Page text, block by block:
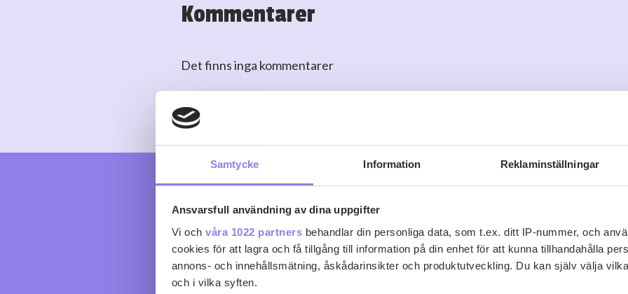
Samtycke Information Reklaminställningar
Ansvarsfull användning av dina uppgifter
Vi och våra 1022 partners behandlar din personliga data, som t.ex. ditt IP-nummer, och
cookies för att lagra och få tillgång till information på din enhet för att kunna tillhandahålla
annons- och innehållsmätning, åskådarinsikter och produktutveckling. Du kan själv välja
och i vilka syften.
Kommentarer
Det finns inga kommentarer
Logga inellerskapa kontoför att kommentera
Viner vi tror du gillar